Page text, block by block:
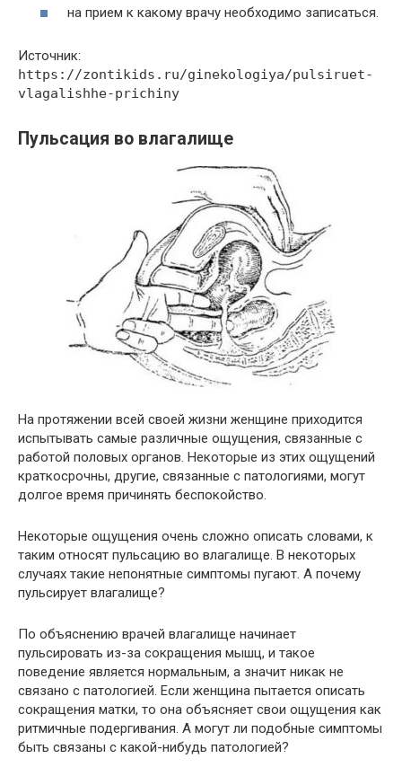
на прием к какому врачу необходимо записаться.
Источник:
https://zontikids.ru/ginekologiya/pulsiruet-
vlagalishhe-prichiny
Пульсация во влагалище
На протяжении всей своей жизни женщине приходится
испытывать самые различные ощущения, связанные с
работой половых органов. Некоторые из этих ощущений
краткосрочны, другие, связанные с патологиями, могут
долгое время причинять беспокойство.
Некоторые ощущения очень сложно описать словами, к
таким относят пульсацию во влагалище. В некоторых
случаях такие непонятные симптомы пугают. А почему
пульсирует влагалище?
По объяснению врачей влагалище начинает
пульсировать из-за сокращения мышц, и такое
поведение является нормальным, а значит никак не
связано с патологией. Если женщина пытается описать
сокращения матки, то она объясняет свои ощущения как
ритмичные подергивания. А могут ли подобные симптомы
быть связаны с какой-нибудь патологией?